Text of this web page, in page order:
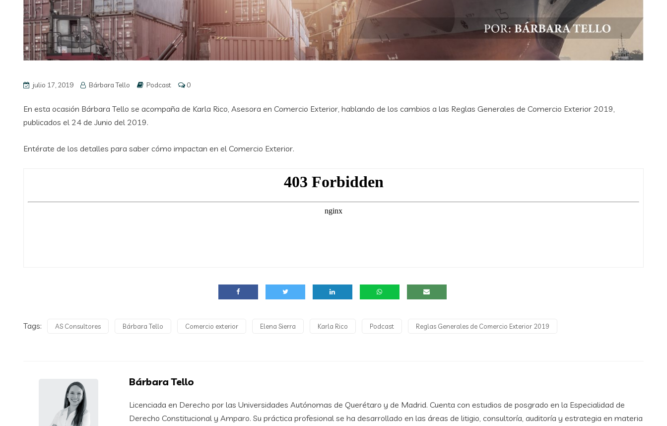
julio 17, 2019 Bárbara Tello Podcast 0
En esta ocasión Bárbara Tello se acompaña de Karla Rico, Asesora en Comercio Exterior, hablando de los cambios a las Reglas Generales de Comercio Exterior 2019,
publicados el 24 de Junio del 2019.
Entérate de los detalles para saber cómo impactan en el Comercio Exterior.
Tags: AS Consultores Bárbara Tello Comercio exterior Elena Sierra Karla Rico Podcast Reglas Generales de Comercio Exterior 2019
Bárbara Tello
Licenciada en Derecho por las Universidades Autónomas de Querétaro y de Madrid. Cuenta con estudios de posgrado en la Especialidad de
Derecho Constitucional y Amparo. Su práctica profesional se ha desarrollado en las áreas de litigio, consultoría, auditoría y estrategia en materia